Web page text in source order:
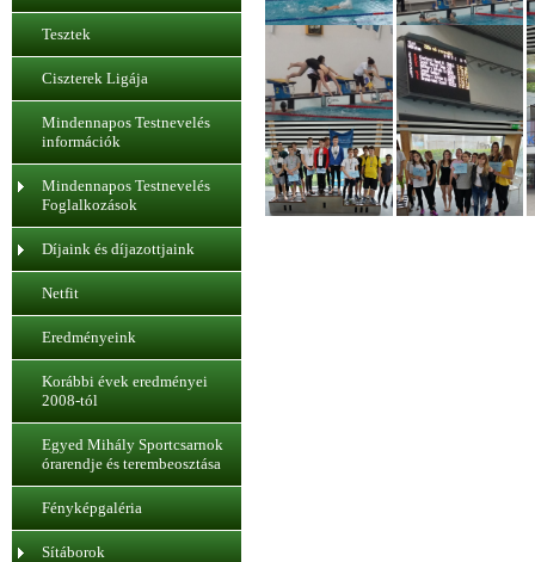
Tesztek
Ciszterek Ligája
Mindennapos Testnevelés
információk
Mindennapos Testnevelés
Foglalkozások
Díjaink és díjazottjaink
Netfit
Eredményeink
Korábbi évek eredményei
2008-tól
Egyed Mihály Sportcsarnok
órarendje és terembeosztása
Fényképgaléria
Sítáborok